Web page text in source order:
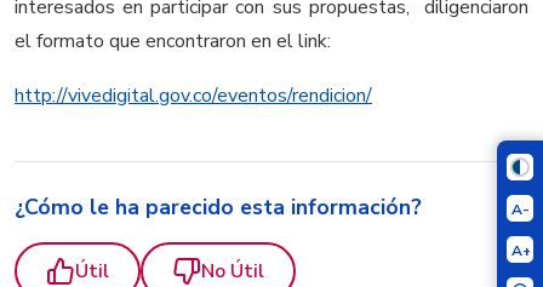
A-
A+
interesados en participar con sus propuestas, diligenciaron
el formato que encontraron en el link:
http://vivedigital.gov.co/eventos/rendicion/
¿Cómo le ha parecido esta información?
Útil No Útil